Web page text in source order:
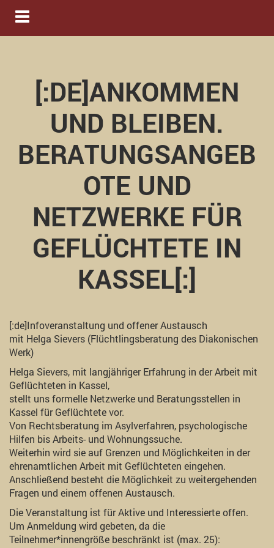
Navigation ein-/ausblenden
[:DE]ANKOMMEN
UND BLEIBEN.
BERATUNGSANGEB
OTE UND
NETZWERKE FÜR
GEFLÜCHTETE IN
KASSEL[:]
[:de]Infoveranstaltung und offener Austausch
mit Helga Sievers (Flüchtlingsberatung des Diakonischen
Werk)
Helga Sievers, mit langjähriger Erfahrung in der Arbeit mit
Geflüchteten in Kassel,
stellt uns formelle Netzwerke und Beratungsstellen in
Kassel für Geflüchtete vor.
Von Rechtsberatung im Asylverfahren, psychologische
Hilfen bis Arbeits- und Wohnungssuche.
Weiterhin wird sie auf Grenzen und Möglichkeiten in der
ehrenamtlichen Arbeit mit Geflüchteten eingehen.
Anschließend besteht die Möglichkeit zu weitergehenden
Fragen und einem offenen Austausch.
Die Veranstaltung ist für Aktive und Interessierte offen.
Um Anmeldung wird gebeten, da die
Teilnehmer*innengröße beschränkt ist (max. 25):